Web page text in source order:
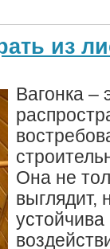
из
Вагонка –
Она не
выглядит,